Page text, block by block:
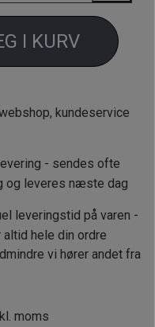
I KURV
kundeservice
- sendes ofte
og leveres næste dag
leveringstid på varen -
hele din ordre
vi hører andet fra
moms